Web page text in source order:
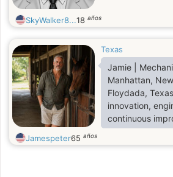
SkyWalker8...18 años
Texas
Jamie |
Manhattan,
Floydada,
innovation,
continuous
post much, but
on something
Jamespeter65 años